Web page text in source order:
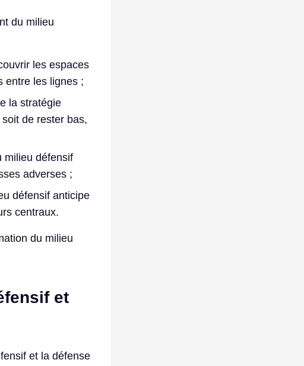
du milieu
les espaces
entre les lignes ;
la stratégie
de rester bas,
milieu défensif
adverses ;
défensif anticipe
centraux.
du milieu
et
et la défense